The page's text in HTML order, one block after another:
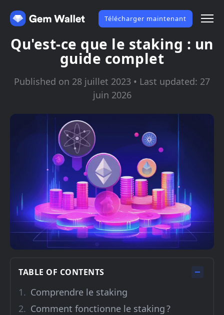
Télécharger maintenant
Qu'est-ce que le staking : un
guide complet
Published on 28 juillet 2023 • Last updated: 27
juin 2026
TABLE OF CONTENTS
Comprendre le staking
Comment fonctionne le staking ?